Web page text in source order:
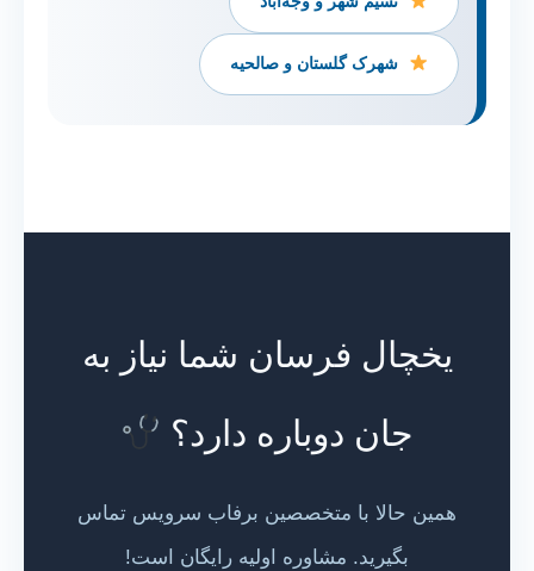
شهرک گلستان و صالحیه
یخچال فرسان شما نیاز به
جان دوباره دارد؟
همین حالا با متخصصین برفاب سرویس تماس
بگیرید. مشاوره اولیه رایگان است!